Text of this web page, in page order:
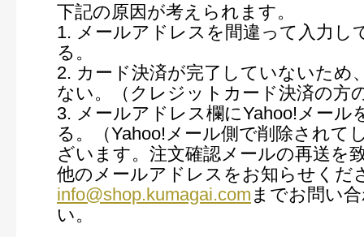
下記の原因が考えられます。
1. メールアドレスを間違って入力し
る。
2. カード決済が完了していないため
ない。（クレジットカード決済の方
3. メールアドレス欄にYahoo!メール
る。（Yahoo!メール側で削除されて
ざいます。注文確認メールの再送を
他のメールアドレスをお知らせくだ
info@shop.kumagai.com までお問い
い。